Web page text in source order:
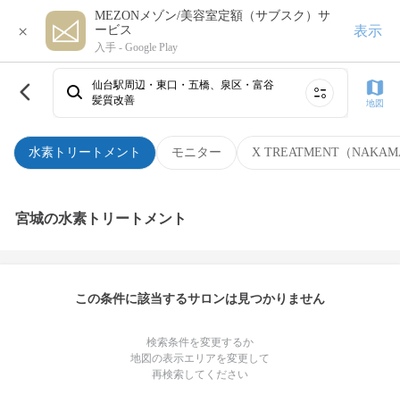
×
MEZONメゾン/美容室定額（サブスク）サ
ービス
入手 - Google Play
表示
水素トリートメント モニター X TREATMENT（
仙台駅周辺・東口・五橋、泉区・富谷
髪質改善
地図
宮城の水素トリートメント
この条件に該当するサロンは見つかりません
検索条件を変更するか
地図の表示エリアを変更して
再検索してください